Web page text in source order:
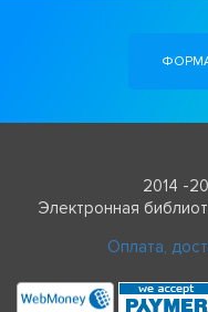
2014 -
Электронная
Оплата,